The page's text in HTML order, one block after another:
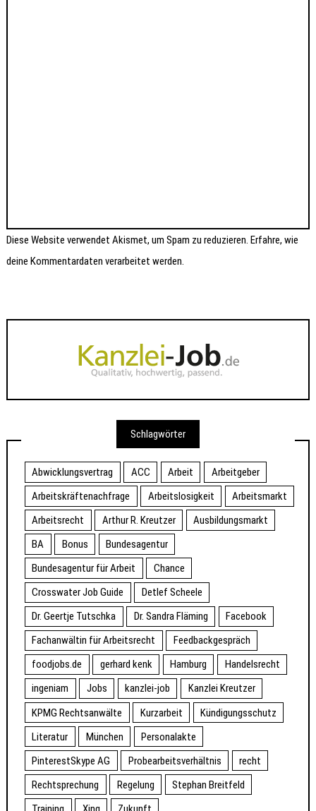
Diese Website verwendet Akismet, um Spam zu reduzieren.Erfahre, wie
deine Kommentardaten verarbeitet werden.
Schlagwörter
Abwicklungsvertrag ACC Arbeit
Arbeitgeber
Arbeitskräftenachfrage
Arbeitslosigkeit
Arbeitsmarkt
Arbeitsrecht
Arthur R. Kreutzer
Ausbildungsmarkt
BA
Bonus
Bundesagentur
Bundesagentur für Arbeit
Chance
Crosswater Job Guide
Detlef Scheele
Dr. Geertje Tutschka
Dr. Sandra Fläming
Facebook
Fachanwältin für Arbeitsrecht
Feedbackgespräch
foodjobs.de
gerhard kenk Hamburg
Handelsrecht
ingeniam
Jobs kanzlei-job
Kanzlei Kreutzer
KPMG Rechtsanwälte
Kurzarbeit
Kündigungsschutz
Literatur
München
Personalakte
PinterestSkype AG
Probearbeitsverhältnis
recht
Rechtsprechung
Regelung
Stephan Breitfeld